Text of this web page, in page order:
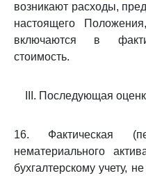
возникают расходы,
настоящего
включаются в
стоимость.
III. Последующая
16. Фактическая
нематериального
бухгалтерскому учету,